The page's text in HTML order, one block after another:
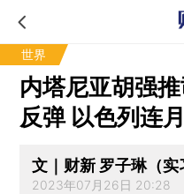
世界
内塔尼亚胡强
反弹 以色列连
文｜财新 罗子琳（实
2023年07月26日 20:28